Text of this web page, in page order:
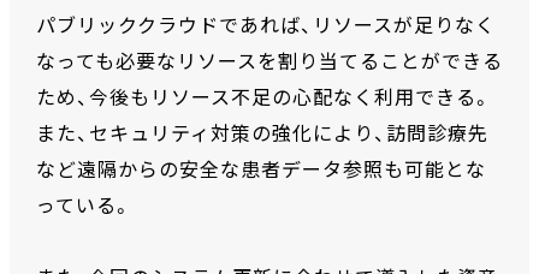
パブリッククラウドであれば、リソースが足りなく
なっても必要なリソースを割り当てることができる
ため、今後もリソース不足の心配なく利用できる。
また、セキュリティ対策の強化により、訪問診療先
など遠隔からの安全な患者データ参照も可能とな
っている。